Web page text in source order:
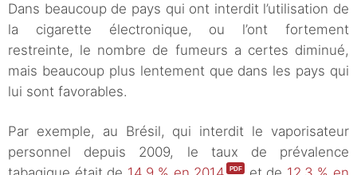
Dans beaucoup de pays qui ont interdit l’utilisation de
la cigarette électronique, ou l’ont fortement
restreinte, le nombre de fumeurs a certes diminué,
mais beaucoup plus lentement que dans les pays qui
lui sont favorables.
Par exemple, au Brésil, qui interdit le vaporisateur
personnel depuis 2009, le taux de prévalence